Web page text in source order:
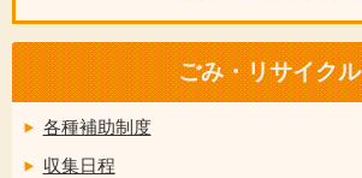
ごみ・リサイクル
各種補助制度
収集日程